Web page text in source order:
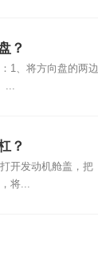
？
1、将方向盘的两边
？
开发动机舱盖，把
将...